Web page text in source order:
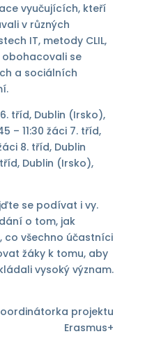
vyučujících, kteří
v různých
IT, metody CLIL,
obohacovali se
a sociálních
tříd, Dublin (Irsko),
– 11:30 žáci 7. tříd,
8. tříd, Dublin
Dublin (Irsko),
se podívat i vy.
o tom, jak
co všechno účastníci
žáky k tomu, aby
vysoký význam.
projektu
Erasmus+